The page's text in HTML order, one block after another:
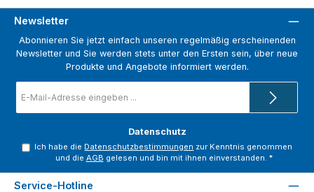
Newsletter
Abonnieren Sie jetzt einfach unseren regelmäßig erscheinenden
Newsletter und Sie werden stets unter den Ersten sein, über neue
Produkte und Angebote informiert werden.
Mail-
Adresse
Datenschutz
Ich habe die Datenschutzbestimmungen zur Kenntnis genommen
und die AGB gelesen und bin mit ihnen einverstanden. *
Service-Hotline